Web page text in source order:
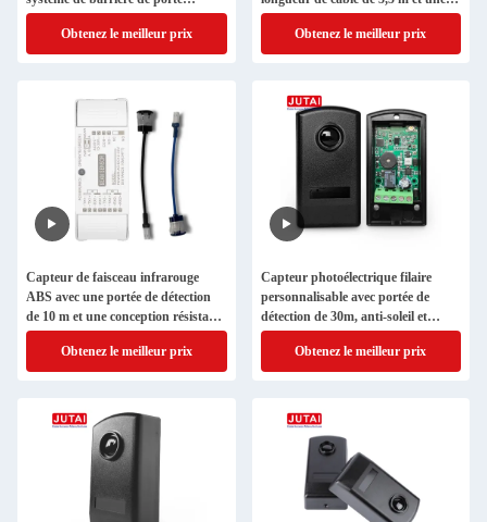
industrielle
Obtenez le meilleur prix
conception résistante aux
intempériesObtenez le meilleur prix
Capteur de faisceau infrarouge
ABS avec une portée de détection
de 10 m et une conception résistante
aux intempéries pour la sécurité
automatique des portes
Obtenez le meilleur prix
Capteur photoélectrique filaire
personnalisable avec portée de
détection de 30m, anti-soleil et
étanche IP65 pour portails
industrielsObtenez le meilleur prix